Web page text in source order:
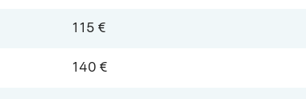
115 €
140 €